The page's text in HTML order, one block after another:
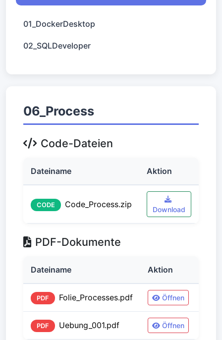
01_DockerDesktop
02_SQLDeveloper
06_Process
Code-Dateien
Dateiname Aktion
CODE Code_Process.zip
Download
PDF-Dokumente
Dateiname Aktion
PDF Folie_Processes.pdf Öffnen
PDF Uebung_001.pdf Öffnen